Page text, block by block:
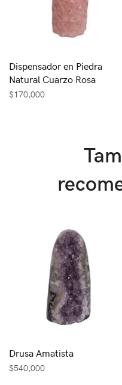
Dispensador en Piedra
Natural Cuarzo Rosa
$170,000
Drusa Amatista
$540,000